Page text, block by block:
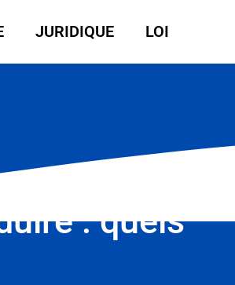
JURIDIQUE LOI
: quels